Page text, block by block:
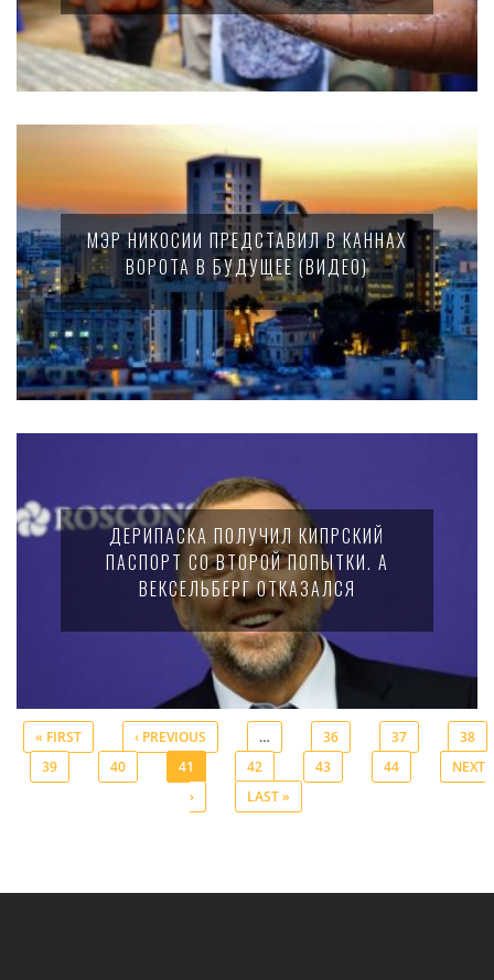
МЭР НИКОСИИ ПРЕДСТАВИЛ В КАННАХ
ВОРОТА В БУДУЩЕЕ (ВИДЕО)
ДЕРИПАСКА ПОЛУЧИЛ КИПРСКИЙ
ПАСПОРТ СО ВТОРОЙ ПОПЫТКИ. А
ВЕКСЕЛЬБЕРГ ОТКАЗАЛСЯ
Pages
« FIRST ‹ PREVIOUS … 36 37
38
39
40 41 42 43 44
NEXT
›
LAST »